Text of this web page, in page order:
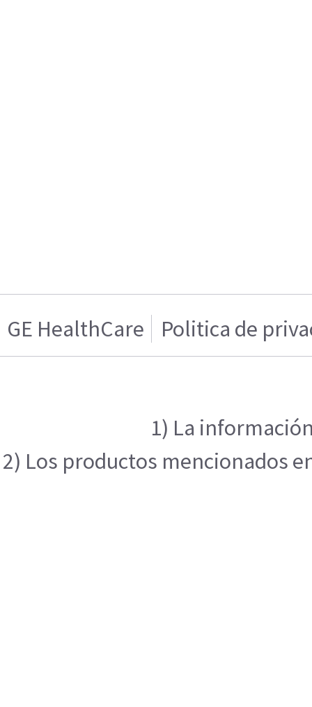
GE HealthCare Politica de
1) La
2) Los productos mencionados